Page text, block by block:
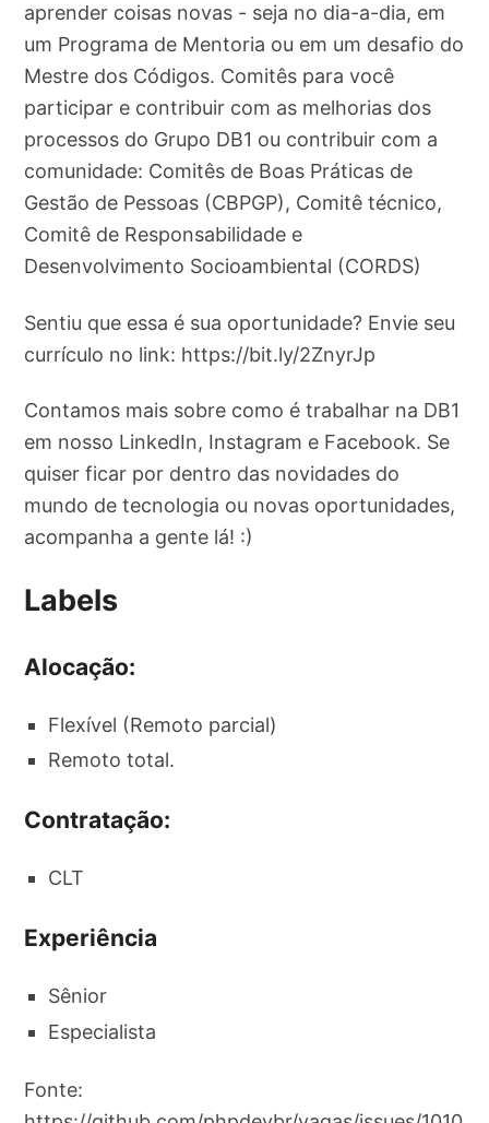
aprender coisas novas - seja no dia-a-dia, em
um Programa de Mentoria ou em um desafio do
Mestre dos Códigos. Comitês para você
participar e contribuir com as melhorias dos
processos do Grupo DB1 ou contribuir com a
comunidade: Comitês de Boas Práticas de
Gestão de Pessoas (CBPGP), Comitê técnico,
Comitê de Responsabilidade e
Desenvolvimento Socioambiental (CORDS)
Sentiu que essa é sua oportunidade? Envie seu
currículo no link: https://bit.ly/2ZnyrJp
Contamos mais sobre como é trabalhar na DB1
em nosso LinkedIn, Instagram e Facebook. Se
quiser ficar por dentro das novidades do
mundo de tecnologia ou novas oportunidades,
acompanha a gente lá! :)
Labels
Alocação:
Flexível (Remoto parcial)
Remoto total.
Contratação:
CLT
Experiência
Sênior
Especialista
Fonte: